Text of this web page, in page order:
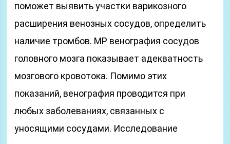
поможет выявить участки варикозного
расширения венозных сосудов, определить
наличие тромбов. МР венография сосудов
головного мозга показывает адекватность
мозгового кровотока. Помимо этих
показаний, венография проводится при
любых заболеваниях, связанных с
уносящими сосудами. Исследование